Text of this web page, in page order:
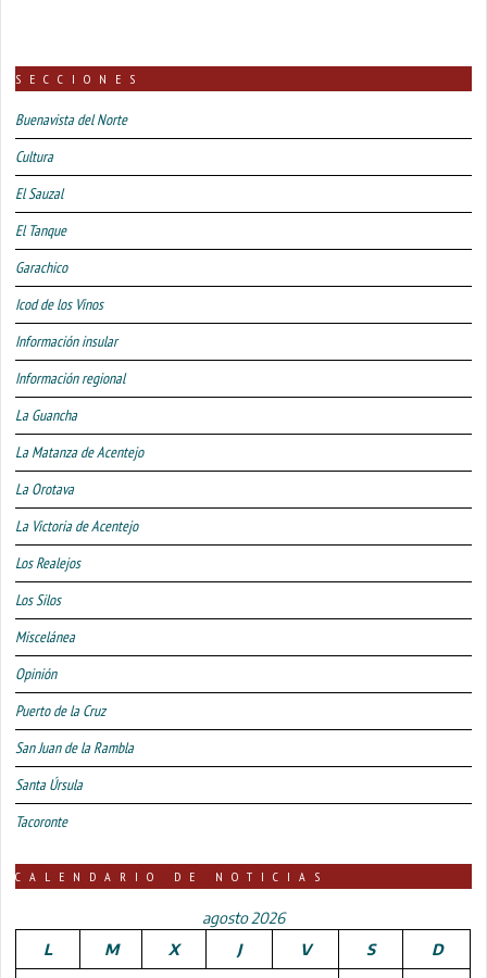
SECCIONES
Buenavista del Norte
Cultura
El Sauzal
El Tanque
Garachico
Icod de los Vinos
Información insular
Información regional
La Guancha
La Matanza de Acentejo
La Orotava
La Victoria de Acentejo
Los Realejos
Los Silos
Miscelánea
Opinión
Puerto de la Cruz
San Juan de la Rambla
Santa Úrsula
Tacoronte
CALENDARIO DE NOTICIAS
agosto 2026
L
M X J V S D